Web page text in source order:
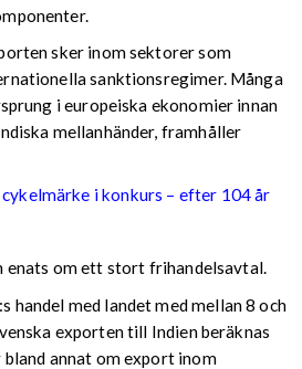
sker inom sektorer som
sanktionsregimer. Många
i europeiska ekonomier innan
mellanhänder, framhåller
i konkurs – efter 104 år
enats om ett stort frihandelsavtal.
handel med landet med mellan 8 och
exporten till Indien beräknas
annat om export inom